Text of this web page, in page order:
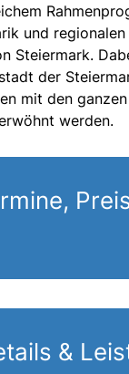
und
Steiermark.
der
mit den
werden.
&